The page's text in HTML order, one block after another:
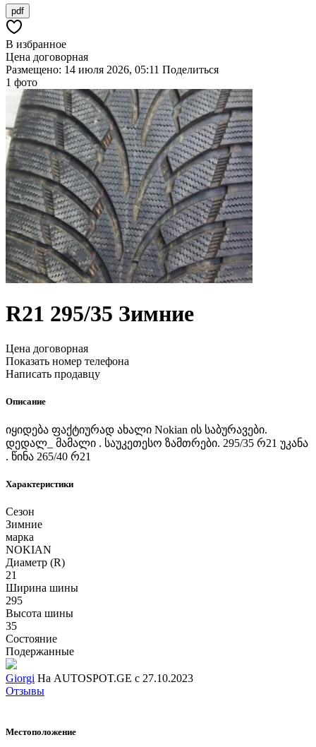
pdf
В избранное
Цена договорная
Размещено: 14 июля 2026, 05:11 Поделиться
1 фото
R21 295/35 Зимние
Цена договорная
Показать номер телефона
Написать продавцу
Описание
იყიდება ფაქტიურად ახალი Nokian ის საბურავები.
დედალ_ მამალი . საუკეთესო ზამთრები. 295/35 რ21 უკანა
. წინა 265/40 რ21
Характеристики
Сезон
Зимние
марка
NOKIAN
Диаметр (R)
21
Ширина шины
295
Высота шины
35
Состояние
Подержанные
Giorgi На AUTOSPOT.GE с 27.10.2023
Отзывы
Местоположение